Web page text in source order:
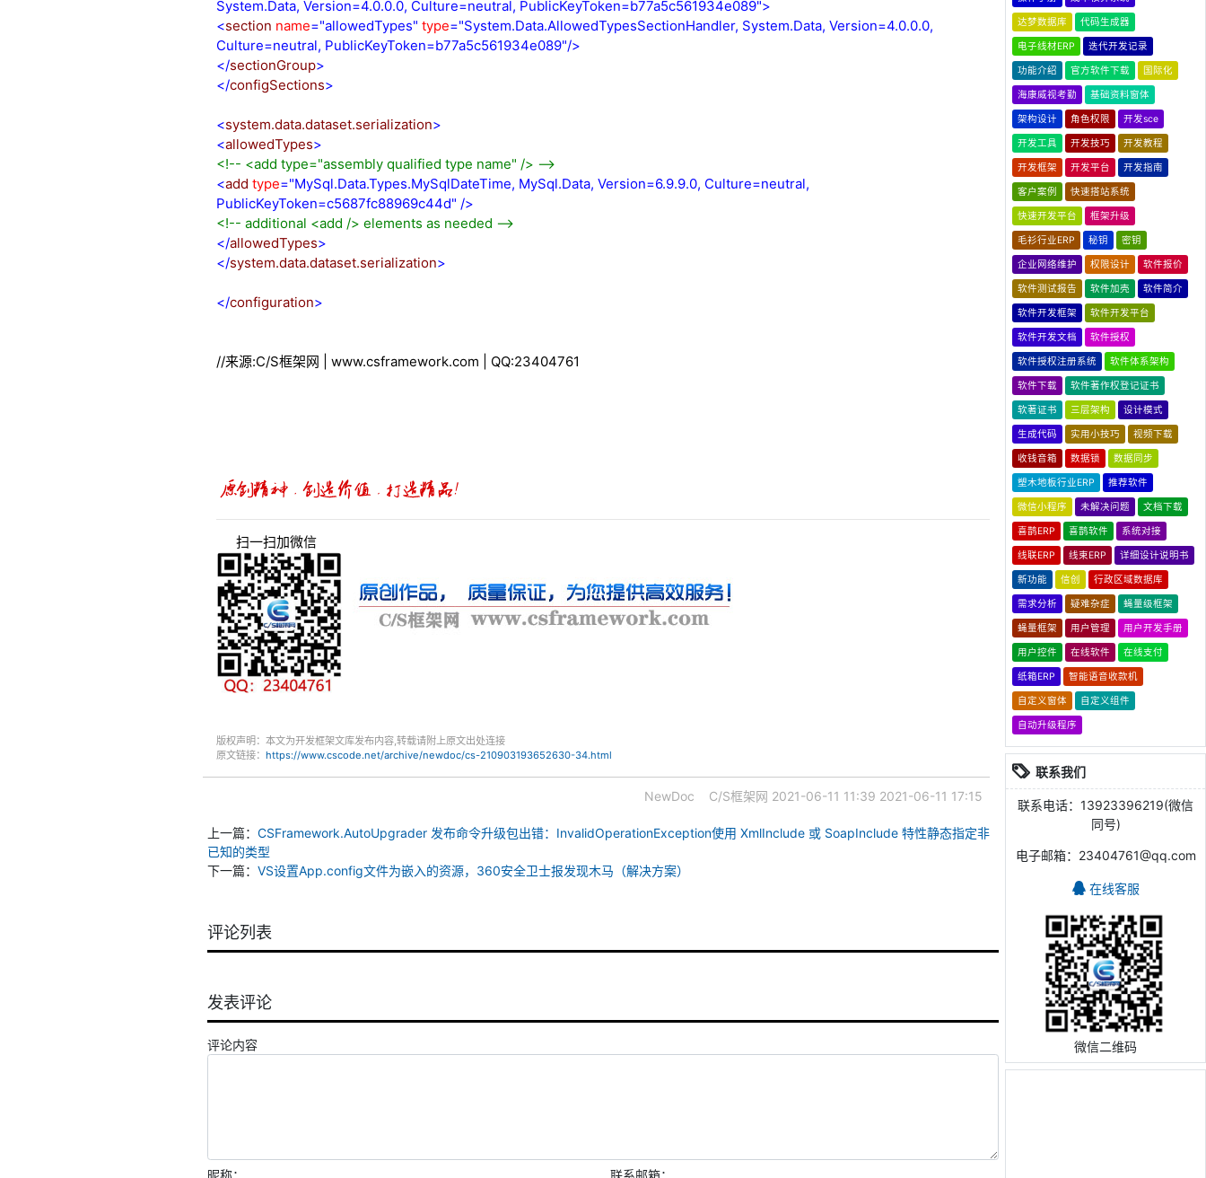
System.Data, Version=4.0.0.0, Culture=neutral, PublicKeyToken=b77a5c561934e089">
<section name="allowedTypes" type="System.Data.AllowedTypesSectionHandler, System.Data, Version=4.0.0.0,
Culture=neutral, PublicKeyToken=b77a5c561934e089"/>
</sectionGroup>
</configSections>
<system.data.dataset.serialization>
<allowedTypes>
<!-- <add type="assembly qualified type name" /> -->
<add type="MySql.Data.Types.MySqlDateTime, MySql.Data, Version=6.9.9.0, Culture=neutral,
PublicKeyToken=c5687fc88969c44d" />
<!-- additional <add /> elements as needed -->
</allowedTypes>
</system.data.dataset.serialization>
</configuration>
//来源:C/S框架网 | www.csframework.com | QQ:23404761
扫一扫加微信
版权声明：本文为开发框架文库发布内容,转载请附上原文出处连接
原文链接： https://www.cscode.net/archive/newdoc/cs-210903193652630-34.html
NewDoc C/S框架网 2021-06-11 11:39 2021-06-11 17:15
上一篇： CSFramework.AutoUpgrader 发布命令升级包出错：InvalidOperationException使用 XmlInclude 或 SoapInclude 特性静态指定非
已知的类型
下一篇： VS设置App.config文件为嵌入的资源，360安全卫士报发现木马（解决方案）
评论列表
发表评论
评论内容
昵称： 联系邮箱：
达梦数据库 代码生成器
电子线材ERP 迭代开发记录
功能介绍 官方软件下载 国际化
海康威视考勤 基础资料窗体
架构设计 角色权限 开发sce
开发工具 开发技巧 开发教程
开发框架 开发平台 开发指南
客户案例 快速搭站系统
快速开发平台 框架升级
毛衫行业ERP 秘钥 密钥
企业网络维护 权限设计 软件报价
软件测试报告 软件加壳 软件简介
软件开发框架 软件开发平台
软件开发文档 软件授权
软件授权注册系统 软件体系架构
软件下载 软件著作权登记证书
软著证书 三层架构 设计模式
生成代码 实用小技巧 视频下载
收钱音箱 数据锁 数据同步
塑木地板行业ERP 推荐软件
微信小程序 未解决问题 文档下载
喜鹊ERP 喜鹊软件 系统对接
线联ERP 线束ERP 详细设计说明书
新功能 信创 行政区域数据库
需求分析 疑难杂症 蝇量级框架
蝇量框架 用户管理 用户开发手册
用户控件 在线软件 在线支付
纸箱ERP 智能语音收款机
自定义窗体 自定义组件
自动升级程序
联系我们
联系电话：13923396219(微信
同号)
电子邮箱：23404761@qq.com
在线客服
微信二维码